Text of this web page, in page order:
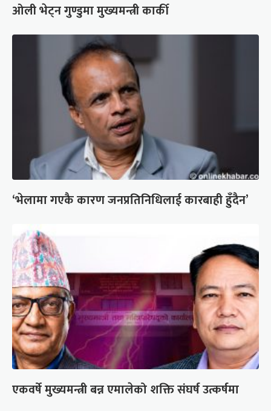
ओली भेट्न गुण्डुमा मुख्यमन्त्री कार्की
‘भेलामा गएकै कारण जनप्रतिनिधिलाई कारबाही हुँदैन’
एकवर्षे मुख्यमन्त्री बन्न एमालेको शक्ति संघर्ष उत्कर्षमा